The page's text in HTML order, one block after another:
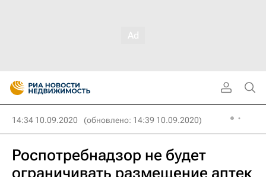
14:34 10.09.2020 (обновлено: 14:39 10.09.2020)
Роспотребнадзор не будет
ограничивать размещение аптек